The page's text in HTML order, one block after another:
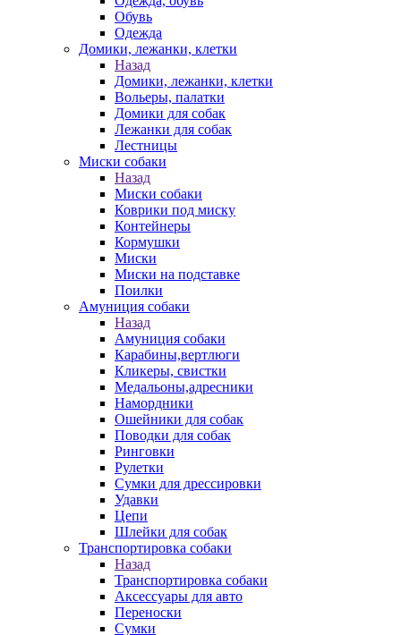
Обувь
Одежда
Домики, лежанки, клетки
Назад
Домики, лежанки, клетки
Вольеры, палатки
Домики для собак
Лежанки для собак
Лестницы
Миски собаки
Назад
Миски собаки
Коврики под миску
Контейнеры
Кормушки
Миски
Миски на подставке
Поилки
Амуниция собаки
Назад
Амуниция собаки
Карабины,вертлюги
Кликеры, свистки
Медальоны,адресники
Намордники
Ошейники для собак
Поводки для собак
Ринговки
Рулетки
Сумки для дрессировки
Удавки
Цепи
Шлейки для собак
Транспортировка собаки
Назад
Транспортировка собаки
Аксессуары для авто
Переноски
Сумки